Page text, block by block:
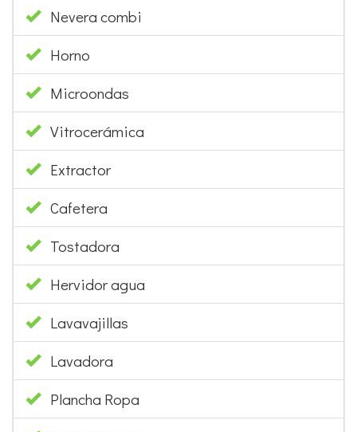
Nevera combi
Horno
Microondas
Vitrocerámica
Extractor
Cafetera
Tostadora
Hervidor agua
Lavavajillas
Lavadora
Plancha Ropa